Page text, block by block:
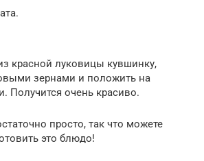
красной луковицы кувшинку,
зернами и положить на
Получится очень красиво.
просто, так что можете
это блюдо!